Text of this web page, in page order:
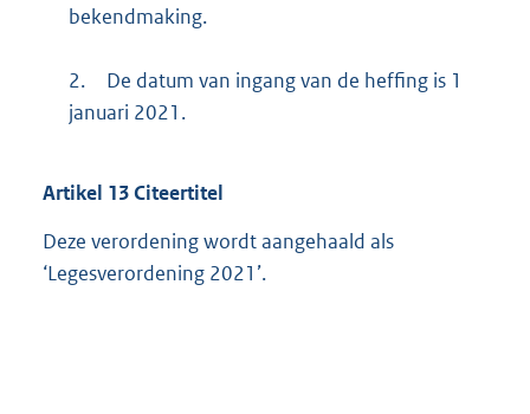
bekendmaking.
2.
De datum van ingang van de heffing is 1
januari 2021.
Artikel 13Citeertitel
Deze verordening wordt aangehaald als
‘Legesverordening 2021’.